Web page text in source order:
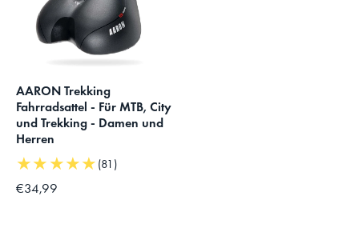
AARON Trekking
Fahrradsattel - Für MTB, City
und Trekking - Damen und
Herren
★★★★★ (81)
€34,99